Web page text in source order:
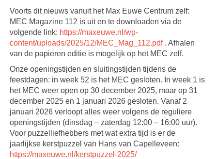
Voorts dit nieuws vanuit het Max Euwe Centrum zelf:
MEC Magazine 112 is uit en te downloaden via de
volgende link: https://maxeuwe.nl/wp-
content/uploads/2025/12/MEC_Mag_112.pdf. Afhalen
van de papieren editie is mogelijk op het MEC zelf.
Onze openingstijden en sluitingstijden tijdens de
feestdagen: in week 52 is het MEC gesloten. In week 1 is
het MEC weer open op 30 december 2025, maar op 31
december 2025 en 1 januari 2026 gesloten. Vanaf 2
januari 2026 verloopt alles weer volgens de reguliere
openingstijden (dinsdag – zaterdag 12:00 – 16:00 uur).
Voor puzzelliefhebbers met wat extra tijd is er de
jaarlijkse kerstpuzzel van Hans van Capelleveen:
https://maxeuwe.nl/kerstpuzzel-2025/